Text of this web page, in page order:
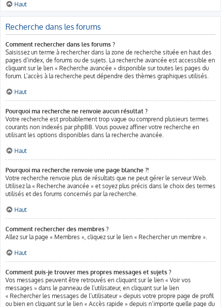
Haut
Recherche dans les forums
Comment rechercher dans les forums ?
Saisissez un terme à rechercher dans la zone de recherche située en haut des
pages d’index, de forums ou de sujets. La recherche avancée est accessible en
cliquant sur le lien « Recherche avancée » disponible sur toutes les pages du
forum. L’accès à la recherche peut dépendre des thèmes graphiques utilisés.
Haut
Pourquoi ma recherche ne renvoie aucun résultat ?
Votre recherche est probablement trop vague ou comprend plusieurs termes
courants non indexés par phpBB. Vous pouvez affiner votre recherche en
utilisant les options disponibles dans la recherche avancée.
Haut
Pourquoi ma recherche renvoie une page blanche ?!
Votre recherche renvoie plus de résultats que ne peut gérer le serveur Web.
Utilisez la « Recherche avancée » et soyez plus précis dans le choix des termes
utilisés et des forums concernés par la recherche.
Haut
Comment rechercher des membres ?
Allez sur la page « Membres », cliquez sur le lien « Rechercher un membre ».
Haut
Comment puis-je trouver mes propres messages et sujets ?
Vos messages peuvent être retrouvés en cliquant sur le lien « Voir vos
messages » dans le panneau de l’utilisateur, en cliquant sur le lien
« Rechercher les messages de l’utilisateur » depuis votre propre page de profil
ou bien en cliquant sur le lien « Accès rapide » depuis n’importe quelle page du